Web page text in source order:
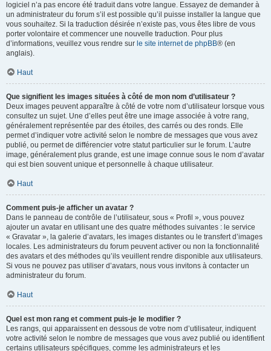
logiciel n’a pas encore été traduit dans votre langue. Essayez de demander à
un administrateur du forum s’il est possible qu’il puisse installer la langue que
vous souhaitez. Si la traduction désirée n’existe pas, vous êtes libre de vous
porter volontaire et commencer une nouvelle traduction. Pour plus
d’informations, veuillez vous rendre sur le site internet de phpBB® (en
anglais).
Haut
Que signifient les images situées à côté de mon nom d’utilisateur ?
Deux images peuvent apparaître à côté de votre nom d’utilisateur lorsque vous
consultez un sujet. Une d’elles peut être une image associée à votre rang,
généralement représentée par des étoiles, des carrés ou des ronds. Elle
permet d’indiquer votre activité selon le nombre de messages que vous avez
publié, ou permet de différencier votre statut particulier sur le forum. L’autre
image, généralement plus grande, est une image connue sous le nom d’avatar
qui est bien souvent unique et personnelle à chaque utilisateur.
Haut
Comment puis-je afficher un avatar ?
Dans le panneau de contrôle de l’utilisateur, sous « Profil », vous pouvez
ajouter un avatar en utilisant une des quatre méthodes suivantes : le service
« Gravatar », la galerie d’avatars, les images distantes ou le transfert d’images
locales. Les administrateurs du forum peuvent activer ou non la fonctionnalité
des avatars et des méthodes qu’ils veuillent rendre disponible aux utilisateurs.
Si vous ne pouvez pas utiliser d’avatars, nous vous invitons à contacter un
administrateur du forum.
Haut
Quel est mon rang et comment puis-je le modifier ?
Les rangs, qui apparaissent en dessous de votre nom d’utilisateur, indiquent
votre activité selon le nombre de messages que vous avez publié ou identifient
certains utilisateurs spécifiques, comme les administrateurs et les